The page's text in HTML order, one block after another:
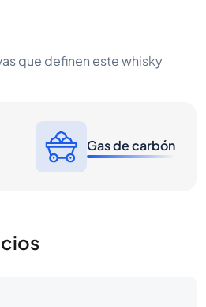
que definen este whisky
Gas de carbón